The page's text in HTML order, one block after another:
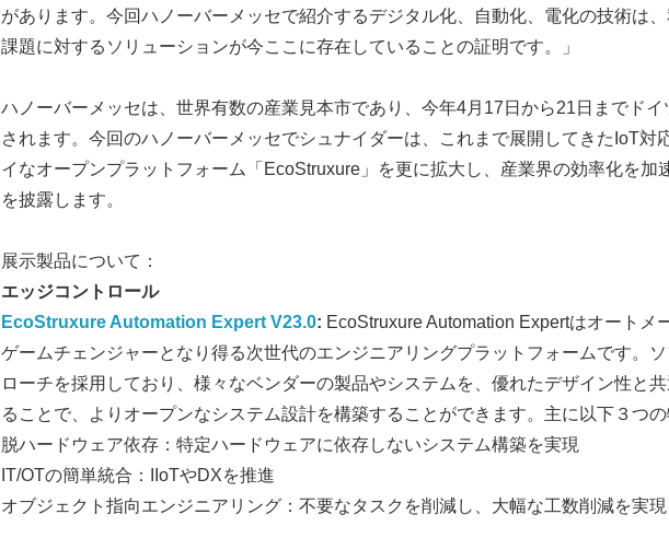
があります。今回ハノーバーメッセで紹介するデジタル化、自動化、電化の技術は
課題に対するソリューションが今ここに存在していることの証明です。」
ハノーバーメッセは、世界有数の産業見本市であり、今年4月17日から21日までド
されます。今回のハノーバーメッセでシュナイダーは、これまで展開してきたIoT対
イなオープンプラットフォーム「EcoStruxure」を更に拡大し、産業界の効率化を加
を披露します。
展示製品について：
エッジコントロール
EcoStruxure Automation Expert V23.0: EcoStruxure Automation Expertはオートメ
ゲームチェンジャーとなり得る次世代のエンジニアリングプラットフォームです。
ローチを採用しており、様々なベンダーの製品やシステムを、優れたデザイン性と
ることで、よりオープンなシステム設計を構築することができます。主に以下３つの
脱ハードウェア依存：特定ハードウェアに依存しないシステム構築を実現
IT/OTの簡単統合：IIoTやDXを推進
オブジェクト指向エンジニアリング：不要なタスクを削減し、大幅な工数削減を実現